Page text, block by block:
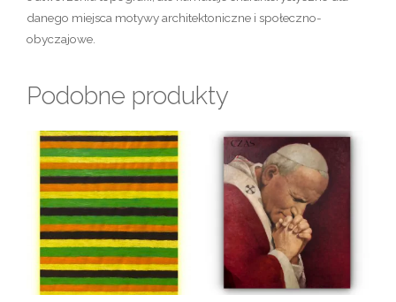
danego miejsca motywy architektoniczne i społeczno-
obyczajowe.
Podobne produkty